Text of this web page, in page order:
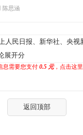
陈思涵
日报、新华社、央视
展开分
息需要您支付 0.5 元，点击这
返回顶部